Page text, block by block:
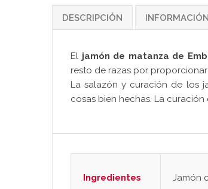
DESCRIPCIÓN
El jamón de matanza de
resto de razas por
La salazón y curación de los
cosas bien hechas. La
Ingredientes Jamón